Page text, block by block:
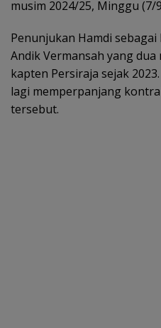
musim 2024/25, Minggu (7/
Penunjukan Hamdi
Andik Vermansah yang
kapten Persiraja sejak
lagi memperpanjang
tersebut.